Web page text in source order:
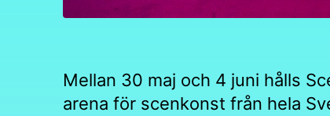
Mellan 30 maj och 4 juni hålls
arena för scenkonst från hela